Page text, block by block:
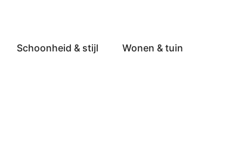
Schoonheid & stijl Wonen & tuin